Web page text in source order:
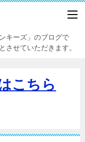
キーズ」のブログで
させていただきます。
こちら